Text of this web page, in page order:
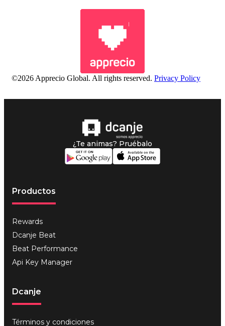
©2026 Apprecio Global. All rights reserved. Privacy Policy
¿Te animas? Pruébalo
Productos
Rewards
Dcanje Beat
Beat Performance
Api Key Manager
Dcanje
Términos y condiciones